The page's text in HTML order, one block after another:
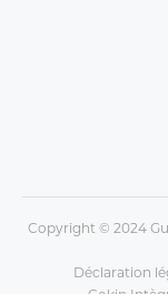
Copyright © 2024
Déclaration